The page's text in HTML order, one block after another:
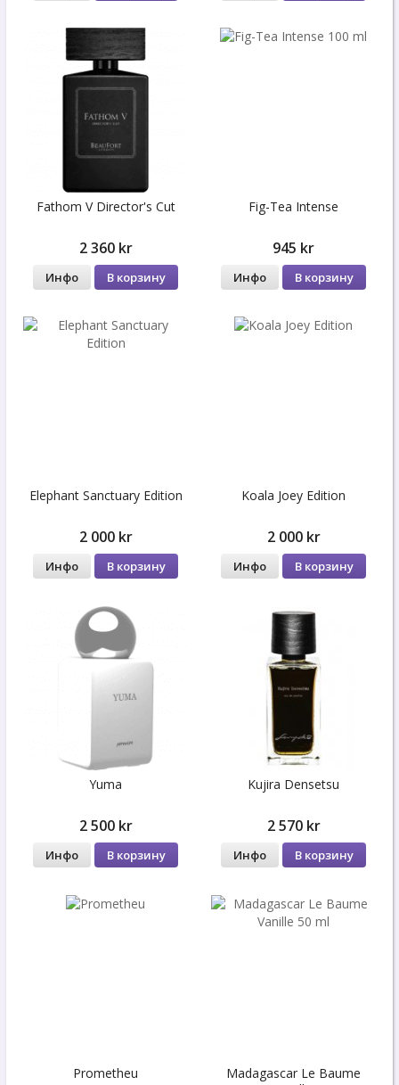
Fathom V Director's Cut
2 360 kr
Инфо В корзину
Fig-Tea Intense
945 kr
Инфо В корзину
Elephant Sanctuary Edition
2 000 kr
Инфо В корзину
Koala Joey Edition
2 000 kr
Инфо В корзину
Yuma
2 500 kr
Инфо В корзину
Kujira Densetsu
2 570 kr
Инфо В корзину
Prometheu
Madagascar Le Baume